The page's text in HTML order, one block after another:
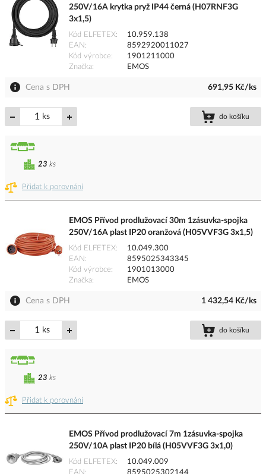
250V/16A krytka pryž IP44 černá (H07RNF3G
3x1,5)
Kód ELFETEX
10.959.138
EAN
8592920011027
Kód výrobce
1901211000
Značka
EMOS
Cena s DPH 691,95 Kč/ks
ks do košíku
Přidat k porovnání
23 ks
EMOS Přívod prodlužovací 30m 1zásuvka-spojka
250V/16A plast IP20 oranžová (H05VVF3G 3x1,5)
Kód ELFETEX
10.049.300
EAN
8595025343345
Kód výrobce
1901013000
Značka
EMOS
Cena s DPH 1 432,54 Kč/ks
ks do košíku
Přidat k porovnání
23 ks
EMOS Přívod prodlužovací 7m 1zásuvka-spojka
250V/10A plast IP20 bílá (H05VVF3G 3x1,0)
Kód ELFETEX
10.049.009